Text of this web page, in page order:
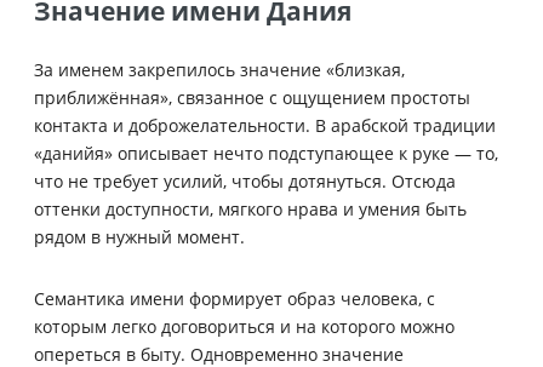
Значение имени Дания
За именем закрепилось значение «близкая,
приближённая», связанное с ощущением простоты
контакта и доброжелательности. В арабской традиции
«данийя» описывает нечто подступающее к руке — то,
что не требует усилий, чтобы дотянуться. Отсюда
оттенки доступности, мягкого нрава и умения быть
рядом в нужный момент.
Семантика имени формирует образ человека, с
которым легко договориться и на которого можно
опереться в быту. Одновременно значение